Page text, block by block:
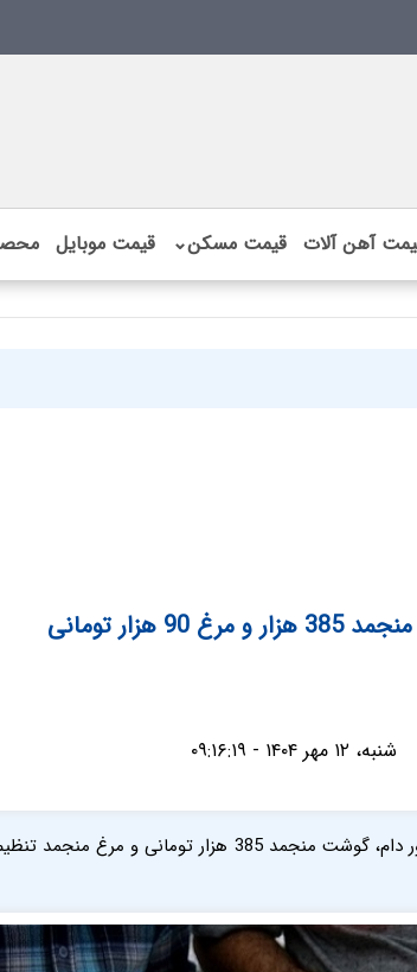
آهن آلات قیمت مسکن⌄ قیمت موبایل
90 هزار تومانی
شنبه، ۱۲ مهر ۱۴۰۴ - ۰۹:۱۶:۱۹
به گفته مدیرعامل شرکت پشتیبانی امور دام، گوشت منجمد 385 هزار